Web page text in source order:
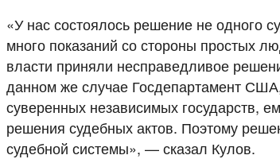
«У нас состоялось решение не одного
много показаний со стороны простых
власти приняли несправедливое
данном же случае Госдепартамент
суверенных независимых государств,
решения судебных актов. Поэтому
судебной системы», — сказал Кулов.